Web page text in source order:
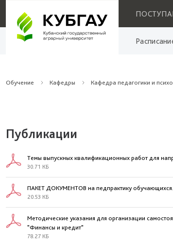
Обучение Кафедры Кафедра педагогики и
Публикации
Темы выпускных квалификационных работ для
30.71 КБ
ПАКЕТ ДОКУМЕНТОВ на педпрактику обучающихся.
20.53 КБ
Методические указания для организации
"Финансы и кредит"
78.27 КБ